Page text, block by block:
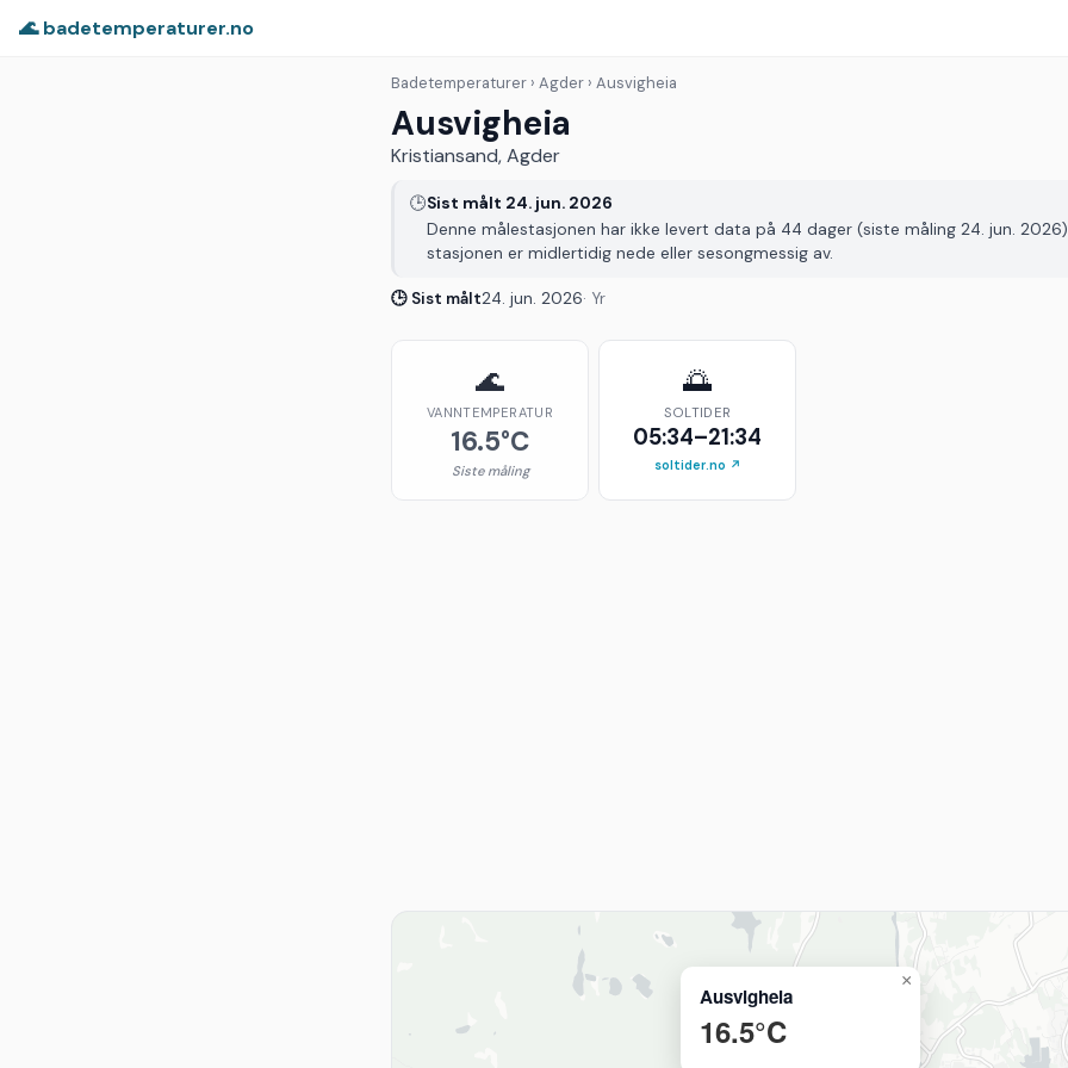
🌊 badetemperaturer.no
Badetemperaturer › Agder › Ausvigheia
Ausvigheia
Kristiansand, Agder
🕒Sist målt 24. jun. 2026
Denne målestasjonen har ikke levert data på 44 dager (siste måling 24. jun.
stasjonen er midlertidig nede eller sesongmessig av.
🕒 Sist målt24. jun. 2026· Yr
🌊
VANNTEMPERATUR
16.5°C
Siste måling
🌅
SOLTIDER
05:34–21:34
soltider.no ↗
Ausvigheia
16.5°C
×